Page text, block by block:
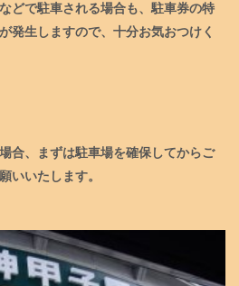
どで駐車される場合も、駐車券の特
発生しますので、十分お気おつけく
合、まずは駐車場を確保してからご
いいたします。